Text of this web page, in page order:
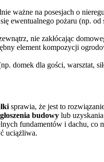
ważne na posesjach o
ewentualnego pożaru (np.
nie zakłócając
element kompozycji
domek dla gości, warsztat,
sprawia, że jest to
budowy lub uzyskania
fundamentów i dachu, co
uciążliwa.